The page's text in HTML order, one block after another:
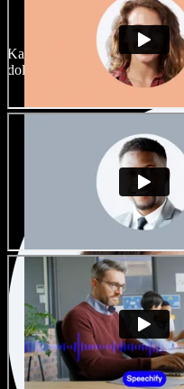
hlasov s
Každý projekt môže znieť
dolaďte si ich podľa seba.